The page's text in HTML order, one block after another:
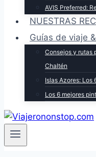
AVIS Preferred:
NUESTRAS
Guías de viaje
Consejos y rutas
Chaltén
Islas Azores: Los
Los 6 mejores